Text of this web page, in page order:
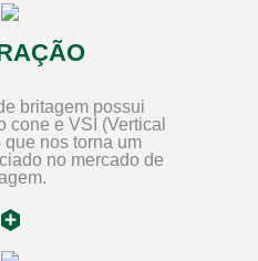
britagem possui
cone e VSI (Vertical
que nos torna um
no mercado de